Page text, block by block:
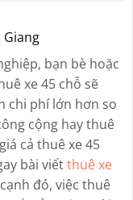
Giang
bạn bè hoặc
xe 45 chỗ sẽ
chi phí lớn hơn so
cộng hay thuê
cả thuê xe 45
bài viếtthuê xe
đó, việc thuê